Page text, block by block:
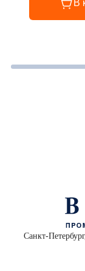
В
Санкт-